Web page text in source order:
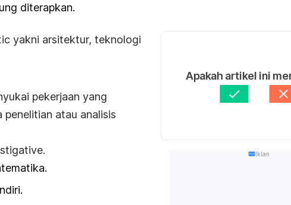
diterapkan.
yakni arsitektur, teknologi
pekerjaan yang
atau analisis
Apakah artikel ini
Iklan